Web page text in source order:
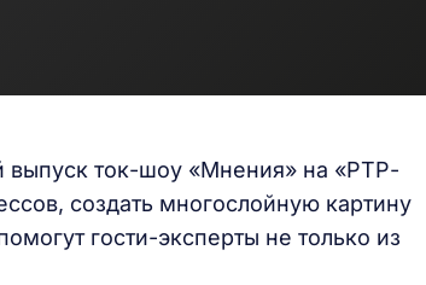
ток-шоу «Мнения» на «РТР-
создать многослойную картину
гости-эксперты не только из